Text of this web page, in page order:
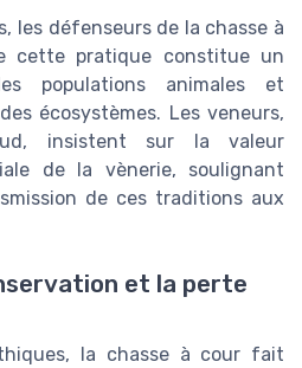
les défenseurs de la chasse à
cette pratique constitue un
populations animales et
écosystèmes. Les veneurs,
insistent sur la valeur
de la vènerie, soulignant
de ces traditions aux
et la perte
la chasse à cour fait